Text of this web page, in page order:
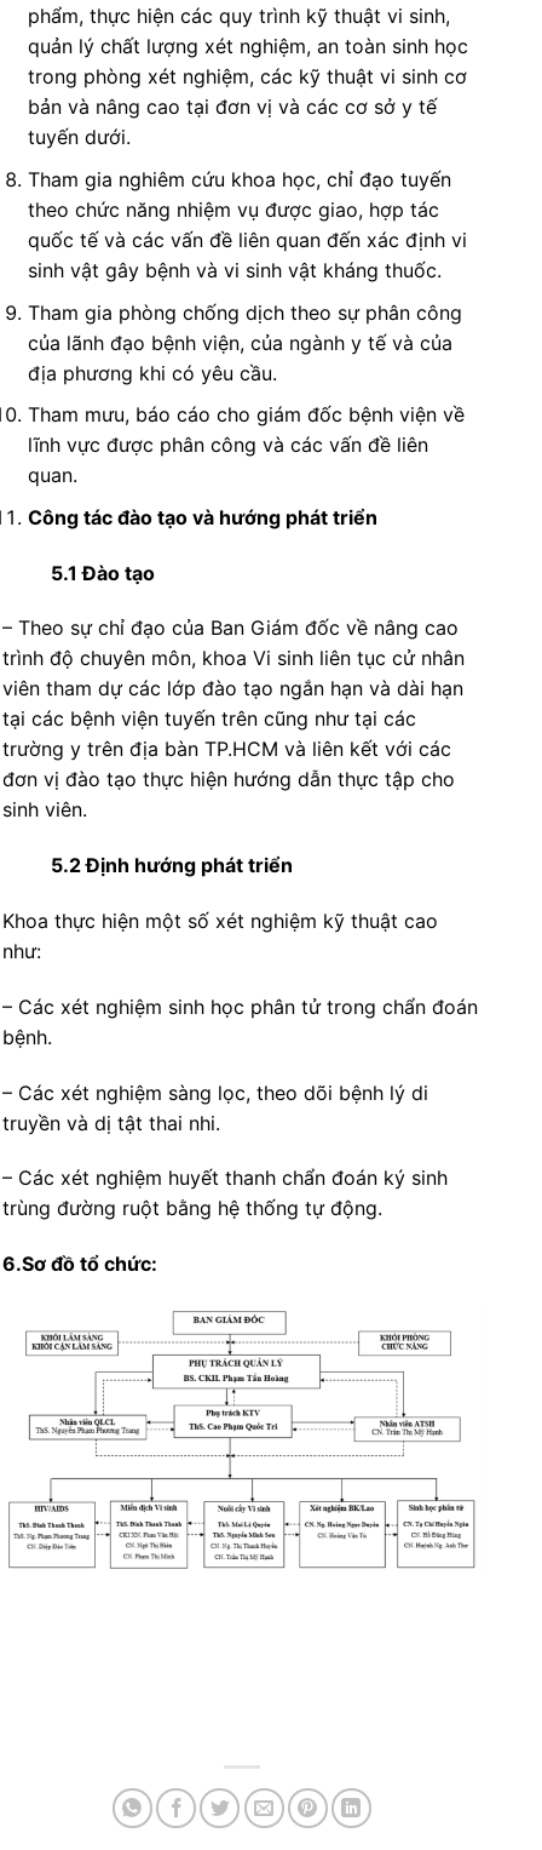
phẩm, thực hiện các quy trình kỹ thuật vi sinh,
quản lý chất lượng xét nghiệm, an toàn sinh học
trong phòng xét nghiệm, các kỹ thuật vi sinh cơ
bản và nâng cao tại đơn vị và các cơ sở y tế
tuyến dưới.
Tham gia nghiêm cứu khoa học, chỉ đạo tuyến
theo chức năng nhiệm vụ được giao, hợp tác
quốc tế và các vấn đề liên quan đến xác định vi
sinh vật gây bệnh và vi sinh vật kháng thuốc.
Tham gia phòng chống dịch theo sự phân công
của lãnh đạo bệnh viện, của ngành y tế và của
địa phương khi có yêu cầu.
Tham mưu, báo cáo cho giám đốc bệnh viện về
lĩnh vực được phân công và các vấn đề liên
quan.
Công tác đào tạo và hướng phát triển
5.1 Đào tạo
– Theo sự chỉ đạo của Ban Giám đốc về nâng cao
trình độ chuyên môn, khoa Vi sinh liên tục cử nhân
viên tham dự các lớp đào tạo ngắn hạn và dài hạn
tại các bệnh viện tuyến trên cũng như tại các
trường y trên địa bàn TP.HCM và liên kết với các
đơn vị đào tạo thực hiện hướng dẫn thực tập cho
sinh viên.
5.2 Định hướng phát triển
Khoa thực hiện một số xét nghiệm kỹ thuật cao
như:
– Các xét nghiệm sinh học phân tử trong chẩn đoán
bệnh.
– Các xét nghiệm sàng lọc, theo dõi bệnh lý di
truyền và dị tật thai nhi.
– Các xét nghiệm huyết thanh chẩn đoán ký sinh
trùng đường ruột bằng hệ thống tự động.
6.Sơ đồ tổ chức: